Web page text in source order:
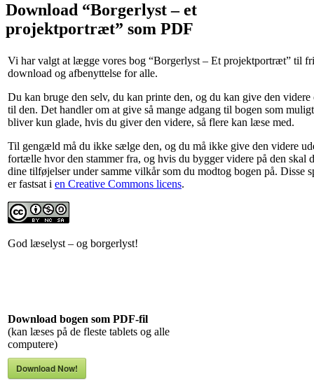
Download “Borgerlyst – et
projektportræt” som PDF
Vi har valgt at lægge vores bog “Borgerlyst – Et projektportræt” til fri
download og afbenyttelse for alle.
Du kan bruge den selv, du kan printe den, og du kan give den
til den. Det handler om at give så mange adgang til bogen som
bliver kun glade, hvis du giver den videre, så flere kan læse med.
Til gengæld må du ikke sælge den, og du må ikke give den videre
fortælle hvor den stammer fra, og hvis du bygger videre på den skal
dine tilføjelser under samme vilkår som du modtog bogen på. Disse
er fastsat i en Creative Commons licens.
God læselyst – og borgerlyst!
Download bogen som PDF-fil
(kan læses på de fleste tablets og alle
computere)
Download Now!